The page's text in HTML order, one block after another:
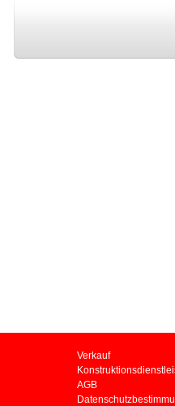
Verkauf
AGB